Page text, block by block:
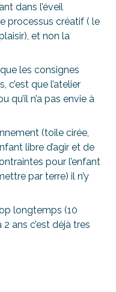
dans l’éveil
processus créatif ( le
et non la
les consignes
c’est que l’atelier
qu’il n’a pas envie à
(toile cirée,
libre d’agir et de
pour l’enfant
par terre) il n’y
longtemps (10
ans c’est déjà tres